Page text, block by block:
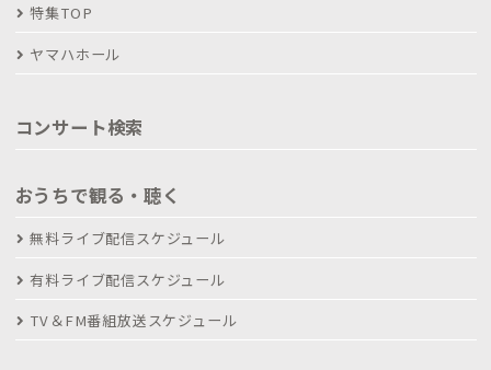
特集TOP
ヤマハホール
コンサート検索
おうちで観る・聴く
無料ライブ配信スケジュール
有料ライブ配信スケジュール
TV＆FM番組放送スケジュール